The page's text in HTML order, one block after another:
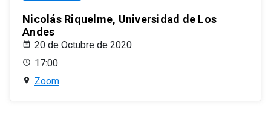
Nicolás Riquelme, Universidad de Los
Andes
20 de Octubre de 2020
17:00
Zoom